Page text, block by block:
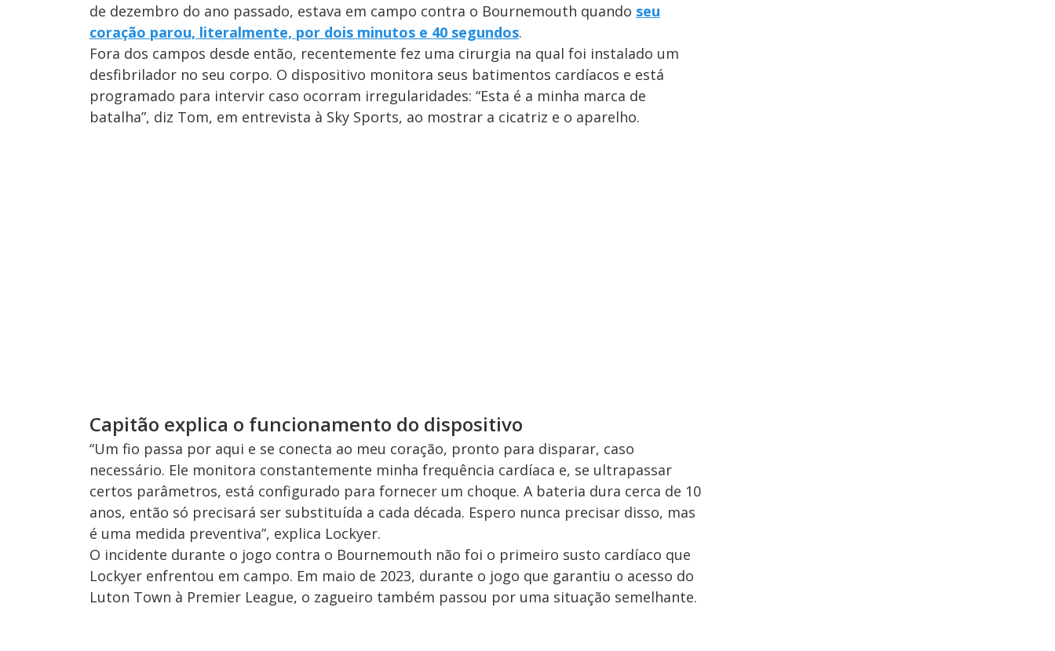
de dezembro do ano passado, estava em campo contra o Bournemouth quando seu
coração parou, literalmente, por dois minutos e 40 segundos.
Fora dos campos desde então, recentemente fez uma cirurgia na qual foi instalado um
desfibrilador no seu corpo. O dispositivo monitora seus batimentos cardíacos e está
programado para intervir caso ocorram irregularidades: “Esta é a minha marca de
batalha”, diz Tom, em entrevista à Sky Sports, ao mostrar a cicatriz e o aparelho.
Capitão explica o funcionamento do dispositivo
“Um fio passa por aqui e se conecta ao meu coração, pronto para disparar, caso
necessário. Ele monitora constantemente minha frequência cardíaca e, se ultrapassar
certos parâmetros, está configurado para fornecer um choque. A bateria dura cerca de 10
anos, então só precisará ser substituída a cada década. Espero nunca precisar disso, mas
é uma medida preventiva”, explica Lockyer.
O incidente durante o jogo contra o Bournemouth não foi o primeiro susto cardíaco que
Lockyer enfrentou em campo. Em maio de 2023, durante o jogo que garantiu o acesso do
Luton Town à Premier League, o zagueiro também passou por uma situação semelhante.